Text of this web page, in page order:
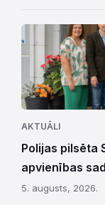
AKTUĀLI
Polijas pilsēta
apvienības
5. augusts, 2026.